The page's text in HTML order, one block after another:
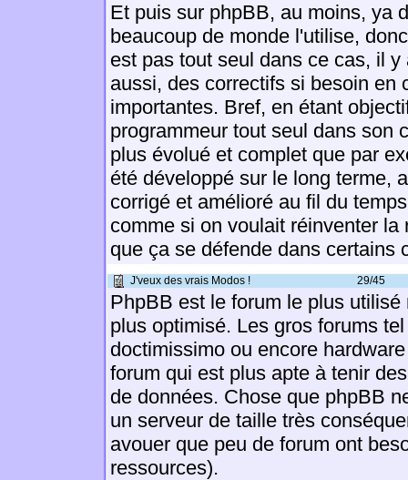
Et puis sur phpBB, au moins, ya
beaucoup de monde l'utilise,
est pas tout seul dans ce cas, il
aussi, des correctifs si besoin en
importantes. Bref, en étant
programmeur tout seul dans son
plus évolué et complet que par
été développé sur le long terme,
corrigé et amélioré au fil du
comme si on voulait réinventer
que ça se défende dans certains
J'veux des vrais Modos ! 29/45
PhpBB est le forum le plus
plus optimisé. Les gros forums
doctimissimo ou encore
forum qui est plus apte à tenir
de données. Chose que phpBB
un serveur de taille très
avouer que peu de forum ont
ressources).